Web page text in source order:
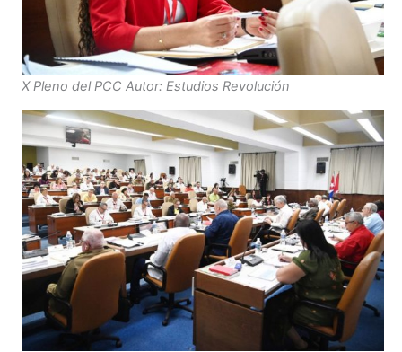
X Pleno del PCC Autor: Estudios Revolución